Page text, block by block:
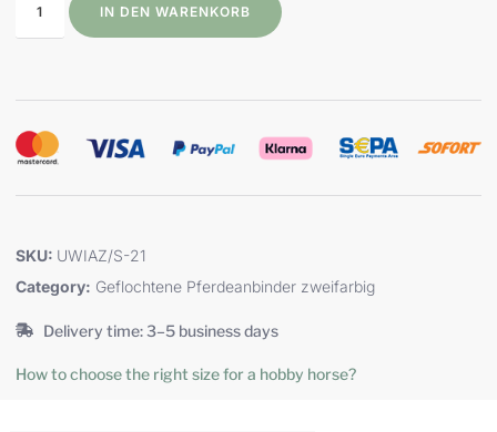
IN DEN WARENKORB
SKU: UWIAZ/S-21
Category: Geflochtene Pferdeanbinder zweifarbig
Delivery time: 3–5 business days
How to choose the right size for a hobby horse?